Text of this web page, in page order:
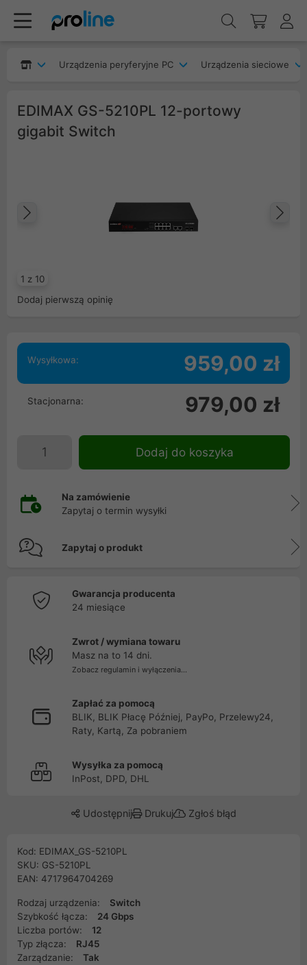
Urządzenia peryferyjne PC Urządzenia sieciowe
EDIMAX GS-5210PL 12-portowy
gigabit Switch
1 z 10
Poprzedni
Dodaj pierwszą opinię
Wysyłkowa: 959,00 zł
Stacjonarna: 979,00 zł
Dodaj do koszyka
Na zamówienie
Zapytaj o termin wysyłki
Zapytaj o produkt
Gwarancja producenta
24 miesiące
Zwrot / wymiana towaru
Masz na to 14 dni.
Zobacz regulamin i wyłączenia...
Zapłać za pomocą
BLIK, BLIK Płacę Później, PayPo, Przelewy24,
Raty, Kartą, Za pobraniem
Wysyłka za pomocą
InPost, DPD, DHL
Udostępnij Drukuj Zgłoś błąd
Kod: EDIMAX_GS-5210PL
SKU: GS-5210PL
EAN: 4717964704269
Rodzaj urządzenia:
Switch
Szybkość łącza:
24 Gbps
Liczba portów:
12
Typ złącza:
RJ45
Zarządzanie:
Tak